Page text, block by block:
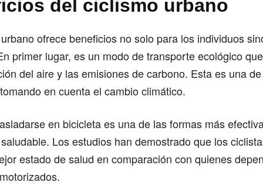
del ciclismo urbano
ofrece beneficios no solo para los individuos
primer lugar, es un modo de transporte ecológico
del aire y las emisiones de carbono. Esta es una
en cuenta el cambio climático.
en bicicleta es una de las formas más
Los estudios han demostrado que los
estado de salud en comparación con quienes